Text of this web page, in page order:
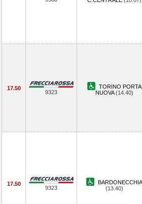
17.50
9323
TORINO PORTA
NUOVA(14.40)
17.50
9323
BARDONECCHIA
(13.40)